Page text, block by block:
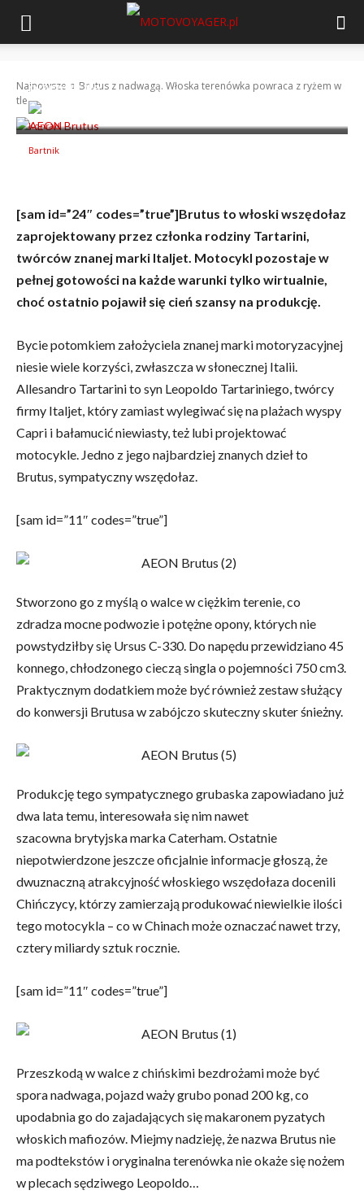
Najnowsze
Brutus z nadwagą. Włoska terenówka powraca z ryżem w
tle
ryżem w tle
[sam id=”24″ codes=”true”]Brutus to włoski wszędołaz
zaprojektowany przez członka rodziny Tartarini,
twórców znanej marki Italjet. Motocykl pozostaje w
pełnej gotowości na każde warunki tylko wirtualnie,
choć ostatnio pojawił się cień szansy na produkcję.
Bycie potomkiem założyciela znanej marki motoryzacyjnej
niesie wiele korzyści, zwłaszcza w słonecznej Italii.
Allesandro Tartarini to syn Leopoldo Tartariniego, twórcy
firmy Italjet, który zamiast wylegiwać się na plażach wyspy
Capri i bałamucić niewiasty, też lubi projektować
motocykle. Jedno z jego najbardziej znanych dzieł to
Brutus, sympatyczny wszędołaz.
[sam id=”11″ codes=”true”]
Stworzono go z myślą o walce w ciężkim terenie, co
zdradza mocne podwozie i potężne opony, których nie
powstydziłby się Ursus C-330. Do napędu przewidziano 45
konnego, chłodzonego cieczą singla o pojemności 750 cm3.
Praktycznym dodatkiem może być również zestaw służący
do konwersji Brutusa w zabójczo skuteczny skuter śnieżny.
Produkcję tego sympatycznego grubaska zapowiadano już
dwa lata temu, interesowała się nim nawet
szacowna brytyjska marka Caterham. Ostatnie
niepotwierdzone jeszcze oficjalnie informacje głoszą, że
dwuznaczną atrakcyjność włoskiego wszędołaza docenili
Chińczycy, którzy zamierzają produkować niewielkie ilości
tego motocykla – co w Chinach może oznaczać nawet trzy,
cztery miliardy sztuk rocznie.
[sam id=”11″ codes=”true”]
Przeszkodą w walce z chińskimi bezdrożami może być
spora nadwaga, pojazd waży grubo ponad 200 kg, co
upodabnia go do zajadających się makaronem pyzatych
włoskich mafiozów. Miejmy nadzieję, że nazwa Brutus nie
ma podtekstów i oryginalna terenówka nie okaże się nożem
w plecach sędziwego Leopoldo…